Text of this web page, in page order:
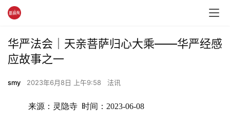
华严法会｜天亲菩萨归心大乘——华严经感
应故事之一
smy 2023年6月8日 上午9:58 法讯
来源：灵隐寺  时间：2023-06-08